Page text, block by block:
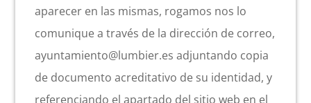
aparecer en las mismas, rogamos nos lo
comunique a través de la dirección de correo,
ayuntamiento@lumbier.es adjuntando copia
de documento acreditativo de su identidad, y
referenciando el apartado del sitio web en el